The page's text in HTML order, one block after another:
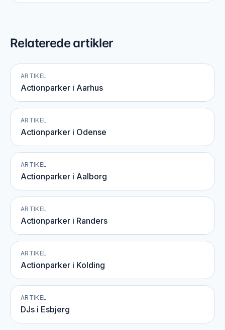
Relaterede artikler
ARTIKEL
Actionparker i Aarhus
ARTIKEL
Actionparker i Odense
ARTIKEL
Actionparker i Aalborg
ARTIKEL
Actionparker i Randers
ARTIKEL
Actionparker i Kolding
ARTIKEL
DJs i Esbjerg